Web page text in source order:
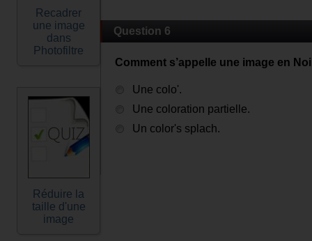
Recadrer
une image
dans
Photofiltre
Réduire la
taille d'une
image
Question 6
Comment s’appelle une image en
Une colo'.
Une coloration partielle.
Un color's splach.